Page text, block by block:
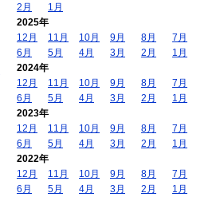
2月
1月
2025年
12月
11月 10月 9月 8月
7月
6月
5月 4月 3月 2月
1月
2024年
12月
11月 10月 9月 8月
7月
6月
5月 4月 3月 2月
1月
2023年
12月
11月 10月 9月 8月
7月
6月
5月 4月 3月 2月
1月
2022年
12月
11月 10月 9月 8月
7月
6月
5月 4月 3月 2月
1月